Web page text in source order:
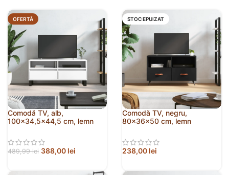
OFERTĂ
Comodă TV, alb,
100×34,5×44,5 cm, lemn
489,99lei 388,00 lei
STOC EPUIZAT
Comodă TV, negru,
80x36x50 cm, lemn
238,00 lei